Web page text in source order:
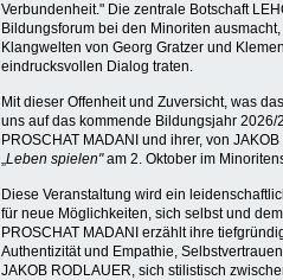
Verbundenheit." Die zentrale Botschaft
Bildungsforum bei den Minoriten
Klangwelten von Georg Gratzer und
eindrucksvollen Dialog traten.
Mit dieser Offenheit und Zuversicht, was
uns auf das kommende Bildungsjahr
PROSCHAT MADANI und ihrer, von
„Leben spielen"am 2. Oktober im
Diese Veranstaltung wird ein
für neue Möglichkeiten, sich selbst und
PROSCHAT MADANI erzählt ihre
Authentizität und Empathie,
JAKOB RODLAUER, sich stilistisch